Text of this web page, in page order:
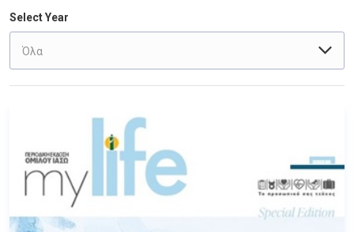
Select Year
Όλα